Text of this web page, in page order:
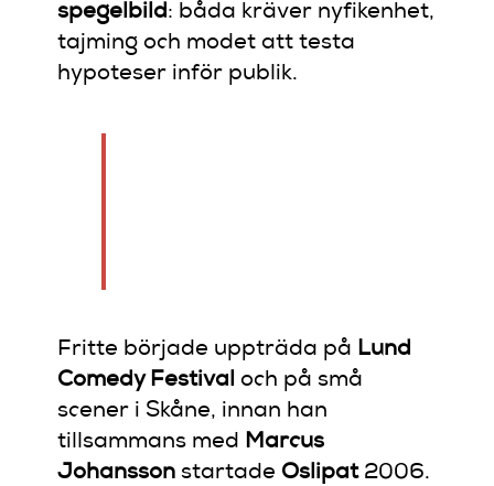
spegelbild: båda kräver nyfikenhet,
tajming och modet att testa
hypoteser inför publik.
Fritte började uppträda på Lund
Comedy Festival och på små
scener i Skåne, innan han
tillsammans med Marcus
Johansson startade Oslipat2006.